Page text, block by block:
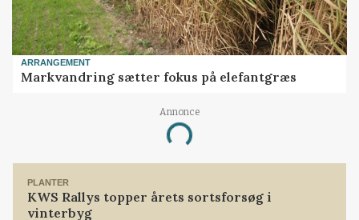
ARRANGEMENT
Markvandring sætter fokus på elefantgræs
Annonce
Loading...
PLANTER
KWS Rallys topper årets sortsforsøg i
vinterbyg